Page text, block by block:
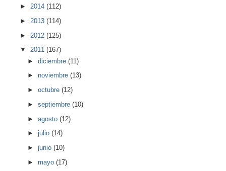
► 2014 (112)
► 2013 (114)
► 2012 (125)
▼ 2011 (167)
►diciembre(11)
►noviembre(13)
►octubre(12)
►septiembre(10)
►agosto(12)
►julio(14)
►junio(10)
►mayo(17)